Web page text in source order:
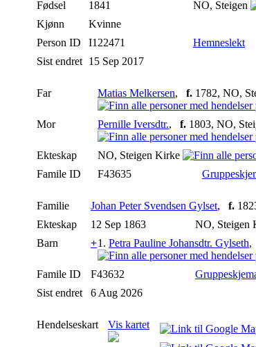
Fødsel
1841 NO, Steigen
Kjønn
Kvinne
Person ID
I122471
Hemneslekt
Sist endret 15 Sep 2017
Far Matias Melkersen, f. 1782, NO,
Mor Pernille Iversdtr., f. 1803, NO,
Ekteskap NO, Steigen Kirke
Famile ID
F43635
Familie Johan Peter Svendsen Gylset, f.
Ekteskap
12 Sep 1863 NO, Steigen
Barn
+1. Petra Pauline Johansdtr. Gylseth,
Famile ID F43632
Sist endret
6 Aug 2026
Hendelseskart Vis kartet